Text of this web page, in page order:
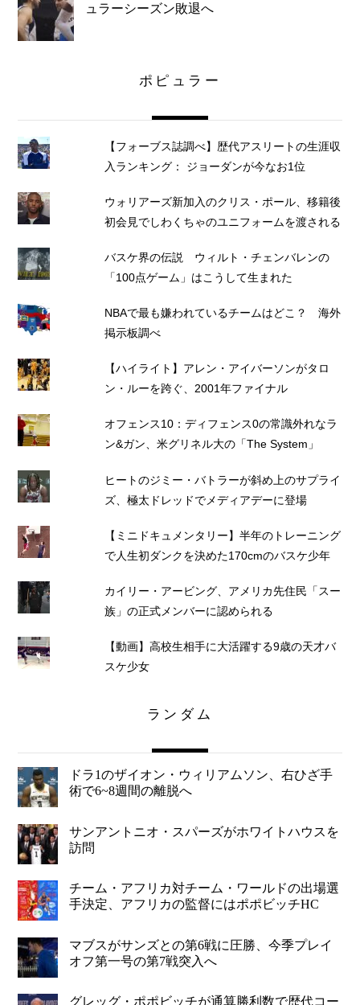
ュラーシーズン敗退へ
ポピュラー
【フォーブス誌調べ】歴代アスリートの生涯収
入ランキング： ジョーダンが今なお1位
ウォリアーズ新加入のクリス・ポール、移籍後
初会見でしわくちゃのユニフォームを渡される
バスケ界の伝説 ウィルト・チェンバレンの
「100点ゲーム」はこうして生まれた
NBAで最も嫌われているチームはどこ？ 海外
掲示板調べ
【ハイライト】アレン・アイバーソンがタロ
ン・ルーを跨ぐ、2001年ファイナル
オフェンス10：ディフェンス0の常識外れなラ
ン&ガン、米グリネル大の「The System」
ヒートのジミー・バトラーが斜め上のサプライ
ズ、極太ドレッドでメディアデーに登場
【ミニドキュメンタリー】半年のトレーニング
で人生初ダンクを決めた170cmのバスケ少年
カイリー・アービング、アメリカ先住民「スー
族」の正式メンバーに認められる
【動画】高校生相手に大活躍する9歳の天才バ
スケ少女
ランダム
ドラ1のザイオン・ウィリアムソン、右ひざ手
術で6~8週間の離脱へ
サンアントニオ・スパーズがホワイトハウスを
訪問
チーム・アフリカ対チーム・ワールドの出場選
手決定、アフリカの監督にはポポビッチHC
マブスがサンズとの第6戦に圧勝、今季プレイ
オフ第一号の第7戦突入へ
グレッグ・ポポビッチが通算勝利数で歴代コー